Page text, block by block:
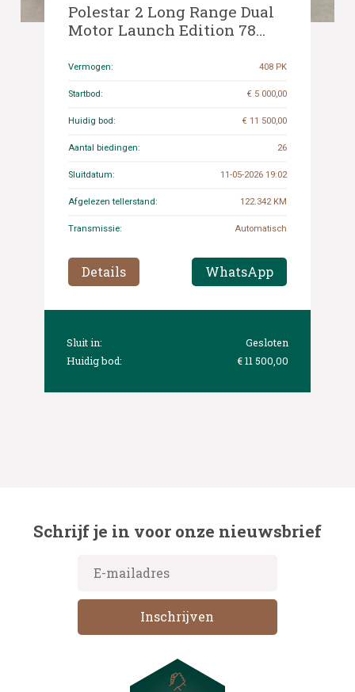
Polestar 2 Long Range Dual
Motor Launch Edition 78
Vermogen: 408 PK
Startbod: € 5 000,00
Huidig bod: € 11 500,00
Aantal biedingen: 26
Sluitdatum: 11-05-2026 19:02
Afgelezen tellerstand: 122.342 KM
Transmissie: Automatisch
Details WhatsApp
Sluit in:
Gesloten
Huidig bod:
€ 11 500,00
Schrijf je in voor onze nieuwsbrief